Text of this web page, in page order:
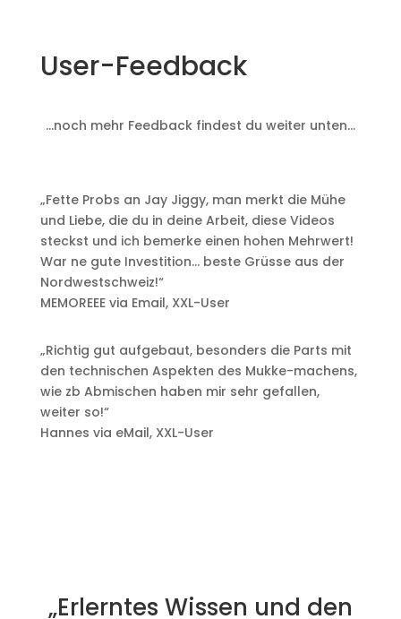
User-Feedback
…noch mehr Feedback findest du weiter unten…
„Fette Probs an Jay Jiggy, man merkt die Mühe
und Liebe, die du in deine Arbeit, diese Videos
steckst und ich bemerke einen hohen Mehrwert!
War ne gute Investition… beste Grüsse aus der
Nordwestschweiz!“
MEMOREEE via Email, XXL-User
„Richtig gut aufgebaut, besonders die Parts mit
den technischen Aspekten des Mukke-machens,
wie zb Abmischen haben mir sehr gefallen,
weiter so!“
Hannes via eMail, XXL-User
„Erlerntes Wissen und den